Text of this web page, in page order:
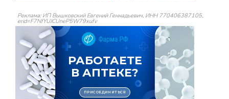
Реклама: ИП Вышковский Евгений Геннадьевич, ИНН 770406387105,
erid=F7NfYUJCUneP5W79xufv